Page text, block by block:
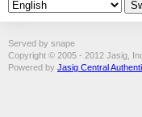
Served by snape
Copyright © 2005 - 2012 Jasig,
Powered by Jasig Central